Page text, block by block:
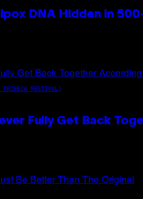
DNA Hidden in
TRIBECA FESTIVAL)
Fully Get Back